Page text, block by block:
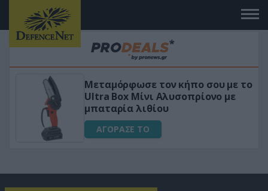
Μεταμόρφωσε τον κήπο σου με το
Ultra Box Μίνι Αλυσοπρίονο με
μπαταρία λιθίου
ΑΓΟΡΑΣΕ ΤΟ